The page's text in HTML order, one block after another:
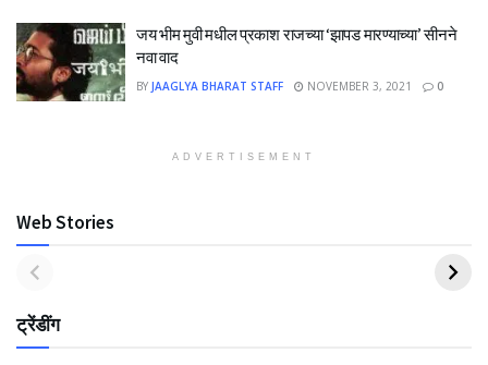
जय भीम मुवी मधील प्रकाश राजच्या ‘झापड मारण्याच्या’ सीनने
नवा वाद
BY JAAGLYA BHARAT STAFF NOVEMBER 3, 2021 0
ADVERTISEMENT
Web Stories
ट्रेंडींग